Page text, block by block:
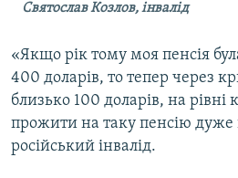
Святослав Козлов, інвалід
«Якщо рік тому моя пенсія
400 доларів, то тепер через
близько 100 доларів, на рівні
прожити на таку пенсію
російський інвалід.